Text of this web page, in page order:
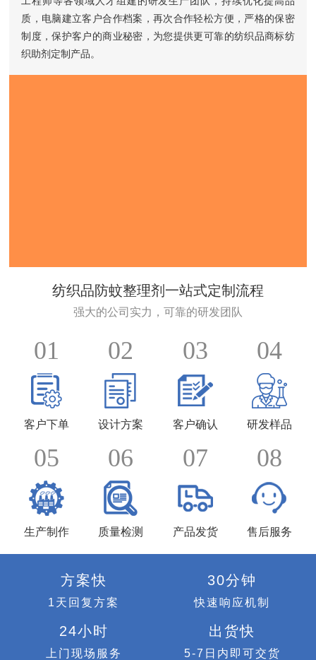
质，电脑建立客户合作档案，再次合作轻松方便，严格的保密
制度，保护客户的商业秘密，为您提供更可靠的纺织品商标纺
织助剂定制产品。
纺织品防蚊整理剂一站式定制流程
强大的公司实力，可靠的研发团队
01
客户下单
02
设计方案
03
客户确认
04
研发样品
05
生产制作
06
质量检测
07
产品发货
08
售后服务
方案快
1天回复方案
30分钟
快速响应机制
24小时
上门现场服务
出货快
5-7日内即可交货